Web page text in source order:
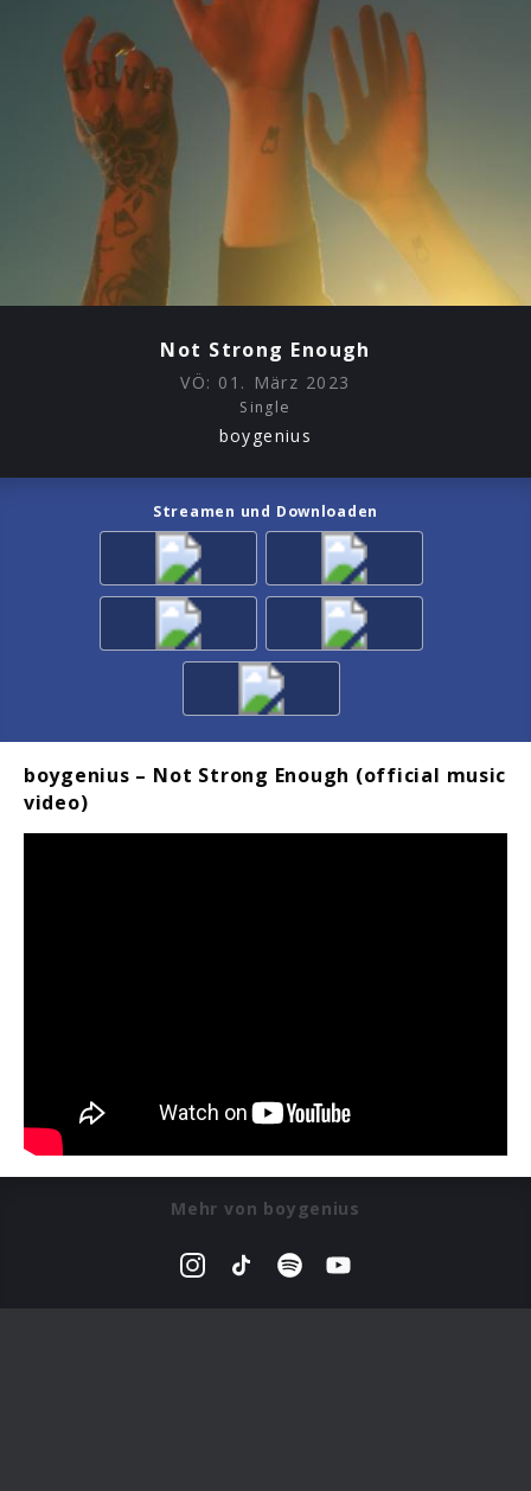
Not Strong Enough
VÖ: 01. März 2023
Single
boygenius
Streamen und Downloaden
boygenius – Not Strong Enough (official music
video)
Mehr von boygenius